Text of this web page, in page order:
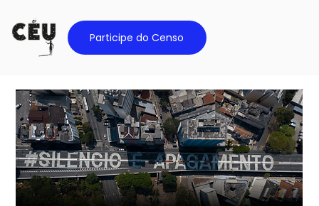
Participe do Censo